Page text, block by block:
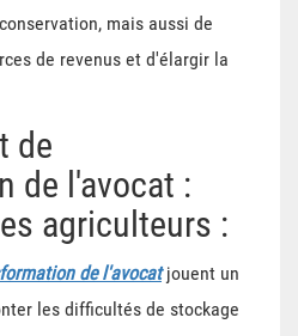
mais aussi de
de revenus et d'élargir la
de
de l'avocat :
agriculteurs :
de l'avocatjouent un
les difficultés de stockage